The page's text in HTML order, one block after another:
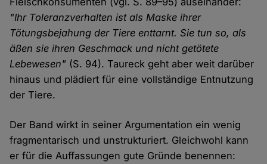
"Ihr Toleranzverhalten ist als Maske ihrer
Tötungsbejahung der Tiere enttarnt. Sie tun so, als
äßen sie ihren Geschmack und nicht getötete
Lebewesen" (S. 94). Taureck geht aber weit darüber
hinaus und plädiert für eine vollständige Entnutzung
der Tiere.
Der Band wirkt in seiner Argumentation ein wenig
fragmentarisch und unstrukturiert. Gleichwohl kann
er für die Auffassungen gute Gründe benennen: